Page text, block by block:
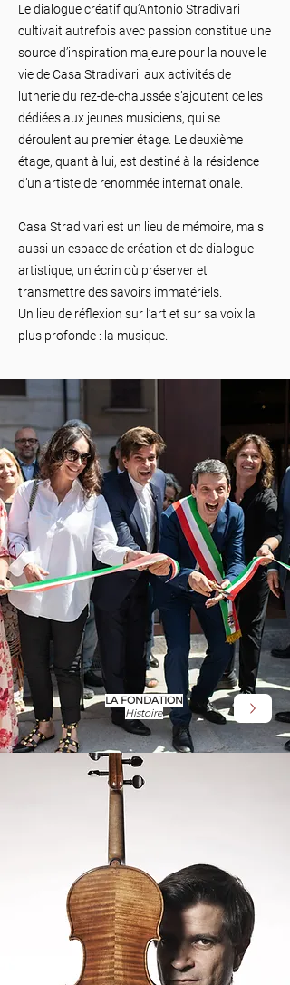
Le dialogue créatif qu’Antonio Stradivari
cultivait autrefois avec passion constitue une
source d’inspiration majeure pour la nouvelle
vie de Casa Stradivari: aux activités de
lutherie du rez-de-chaussée s’ajoutent celles
dédiées aux jeunes musiciens, qui se
déroulent au premier étage. Le deuxième
étage, quant à lui, est destiné à la résidence
d’un artiste de renommée internationale.
Casa Stradivari est un lieu de mémoire, mais
aussi un espace de création et de dialogue
artistique, un écrin où préserver et
transmettre des savoirs immatériels.
Un lieu de réflexion sur l’art et sur sa voix la
plus profonde : la musique.
LA FONDATION
Histoire